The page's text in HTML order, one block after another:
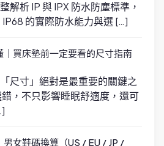
解析 IP 與 IPX 防水防塵標準，
的實際防水能力與選 […]
買床墊前一定要看的尺寸指南
尺寸」絕對是最重要的關鍵之
，不只影響睡眠舒適度，還可
女鞋碼換算（US / EU / JP /